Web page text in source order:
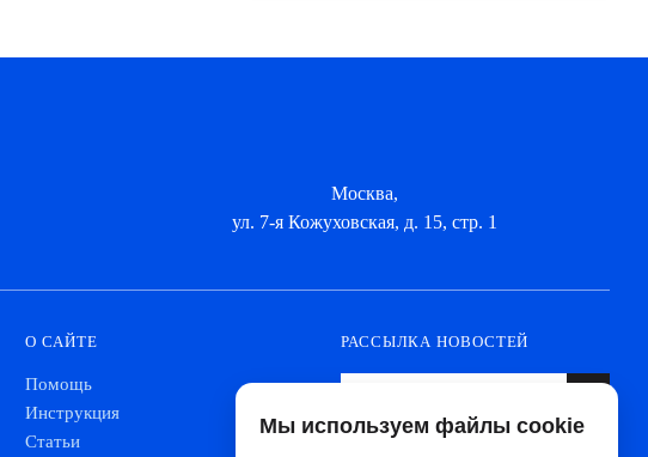
Москва,
ул. 7-я Кожуховская, д. 15, стр. 1
О САЙТЕ
Помощь
Инструкция
Статьи
РАССЫЛКА НОВОСТЕЙ
Мы используем файлы cookie